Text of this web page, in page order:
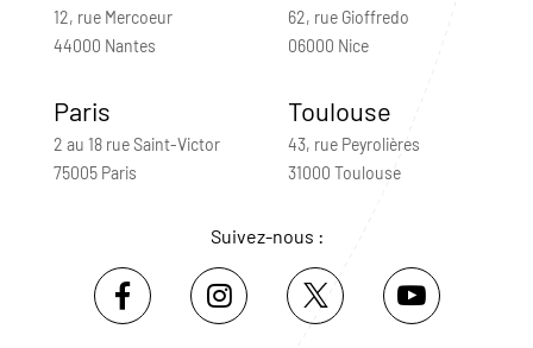
12, rue Mercoeur
44000 Nantes
62, rue Gioffredo
06000 Nice
Paris
2 au 18 rue Saint-Victor
75005 Paris
Toulouse
43, rue Peyrolières
31000 Toulouse
Suivez-nous :